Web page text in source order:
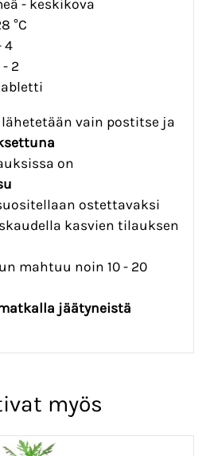
- keskikova
°C
4
- 2
vain postitse ja
on
ostettavaksi
kasvien tilauksen
mahtuu noin 10 - 20
jäätyneistä
myös